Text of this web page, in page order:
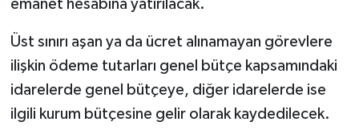
emanet hesabına yatırılacak.
Üst sınırı aşan ya da ücret alınamayan görevlere
ilişkin ödeme tutarları genel bütçe kapsamındaki
idarelerde genel bütçeye, diğer idarelerde ise
ilgili kurum bütçesine gelir olarak kaydedilecek.